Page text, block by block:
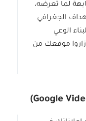
لما تعرضه،
الجغرافي
الوعي
زاروا موقعك من